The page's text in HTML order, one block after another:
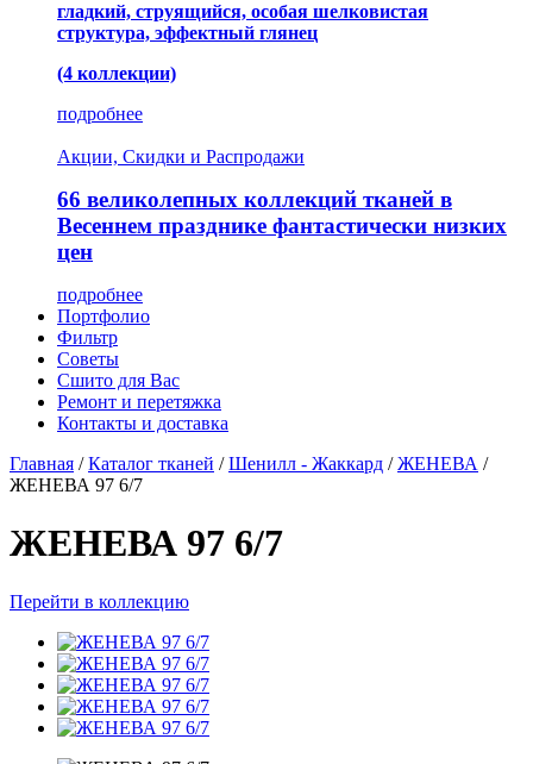
гладкий, струящийся, особая шелковистая
структура, эффектный глянец
(4 коллекции)
подробнее
Акции, Скидки и Распродажи
66 великолепных коллекций тканей в
Весеннем празднике фантастически низких
цен
подробнее
Портфолио
Фильтр
Советы
Сшито для Вас
Ремонт и перетяжка
Контакты и доставка
Главная / Каталог тканей / Шенилл - Жаккард / ЖЕНЕВА /
ЖЕНЕВА 97 6/7
ЖЕНЕВА 97 6/7
Перейти в коллекцию